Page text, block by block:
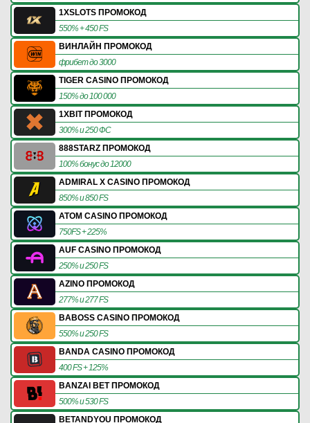
1XSLOTS ПРОМОКОД
550% + 450 FS
ВИНЛАЙН ПРОМОКОД
фрибет до 3000
TIGER CASINO ПРОМОКОД
150% до 100 000
1XBIT ПРОМОКОД
300% и 250 ФС
888STARZ ПРОМОКОД
100% бонус до 12000
ADMIRAL X CASINO ПРОМОКОД
850% и 850 FS
ATOM CASINO ПРОМОКОД
750FS + 225%
AUF CASINO ПРОМОКОД
250% и 250 FS
AZINO ПРОМОКОД
277% и 277 FS
BABOSS CASINO ПРОМОКОД
550% и 250 FS
BANDA CASINO ПРОМОКОД
400 FS + 125%
BANZAI BET ПРОМОКОД
500% и 530 FS
BETANDYOU ПРОМОКОД